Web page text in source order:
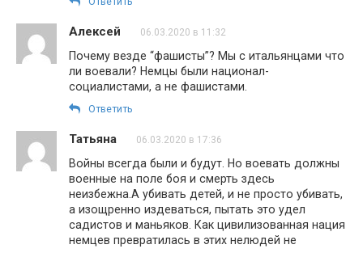
Алексей 06.03.2020 в 11:32
Почему везде “фашисты”? Мы с итальянцами что
ли воевали? Немцы были национал-
социалистами, а не фашистами.
Ответить
Татьяна 06.03.2020 в 17:36
Войны всегда были и будут. Но воевать должны
военные на поле боя и смерть здесь
неизбежна.А убивать детей, и не просто убивать,
а изощренно издеваться, пытать это удел
садистов и маньяков. Как цивилизованная нация
немцев превратилась в этих нелюдей не